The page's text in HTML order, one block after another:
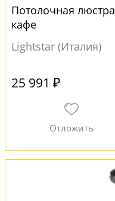
Потолочная
кафе
Lightstar (Италия)
25 991 ₽